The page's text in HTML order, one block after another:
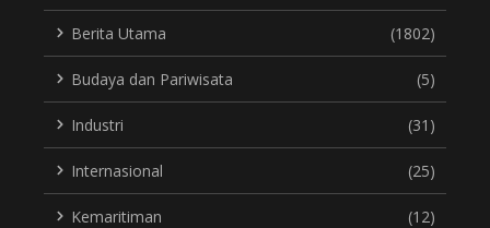
Berita Utama (1802)
Budaya dan Pariwisata (5)
Industri (31)
Internasional (25)
Kemaritiman (12)